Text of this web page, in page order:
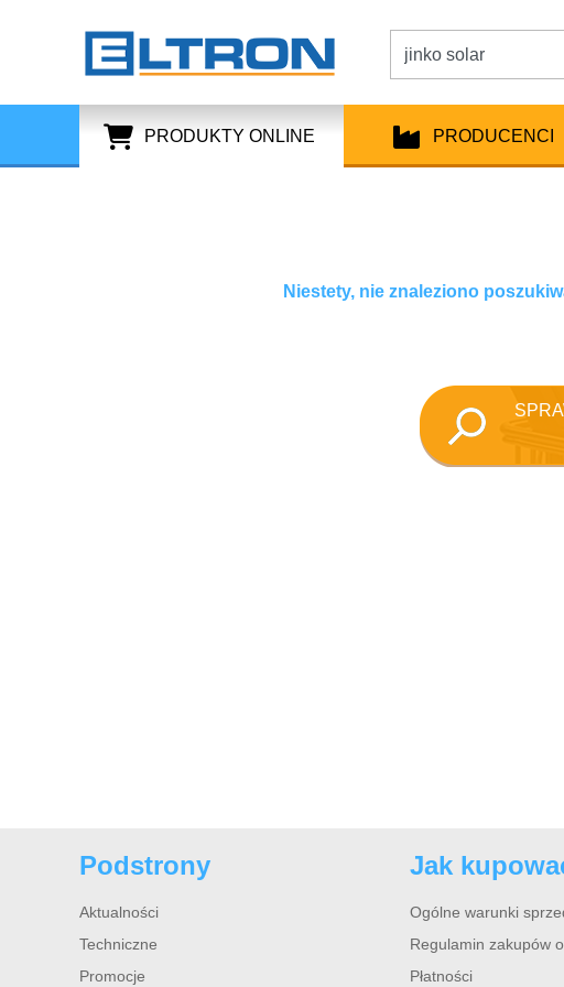
PRODUKTY ONLINE PRODUCENCI
Niestety, nie znaleziono
Podstrony
Aktualności
Techniczne
Promocje
Jak
Ogólne warunki
Regulamin zakupów
Płatności